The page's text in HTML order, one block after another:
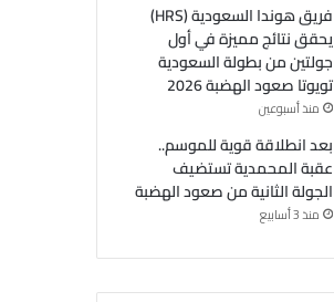
فريق هوندا السعودية (HRS)
يحقق نتائج مميزة في أول
جولتين من بطولة السعودية
تويوتا صعود الهضبة 2026
منذ أسبوعين
بعد انطلاقة قوية للموسم..
عقبة المحمدية تستضيف
الجولة الثانية من صعود الهضبة
منذ 3 أسابيع